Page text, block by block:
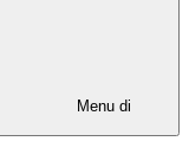
Menu di